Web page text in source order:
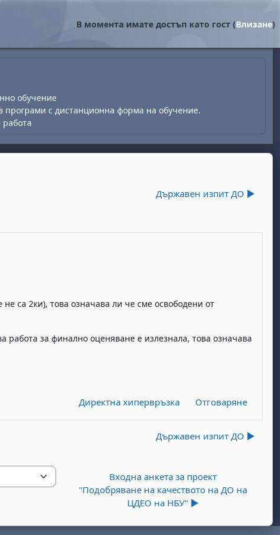
В момента имате достъп като гост (Влизане)
обучение
с дистанционна форма на обучение.
работа
Държавен изпит ДО ▶︎
са 2ки), това означава ли че сме освободени от
работа за финално оценяване е излезнала, това означава
Директна хипервръзка Отговаряне
Държавен изпит ДО ▶︎
Входна анкета за проект
"Подобряване на качеството на ДО на
ЦДЕО на НБУ" ▶︎